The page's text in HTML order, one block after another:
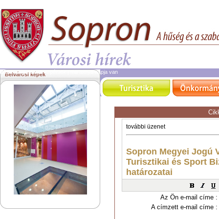
2026. augusztus 7.péntek | ma Ibolya napja van
Belvárosi képek
Az Ön e-mail címe :
A címzett e-mail címe :